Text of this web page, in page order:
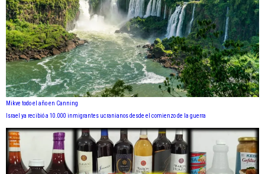
Mikve todo el año en Canning
Israel ya recibió a 10.000 inmigrantes ucranianos desde el comienzo de la guerra